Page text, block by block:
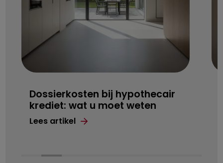
Dossierkosten bij hypothecair
krediet: wat u moet weten
Lees artikel